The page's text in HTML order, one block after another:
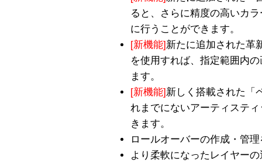
ると、さらに精度の高いカ
に行うことができます。
[新機能]新たに追加された革
を使用すれば、指定範囲内
ます。
[新機能]新しく搭載された「
れまでにないアーティステ
きます。
ロールオーバーの作成・管
より柔軟になったレイヤー